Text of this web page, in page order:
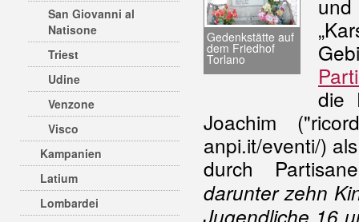
San Giovanni al
Natisone
Triest
Udine
Venzone
Visco
Kampanien
Latium
Lombardei
Gedenkstätte auf
dem Friedhof
Torlano
die
Joachim
anpi.it/eventi/)
durch
darunter zehn
Jugendliche 16